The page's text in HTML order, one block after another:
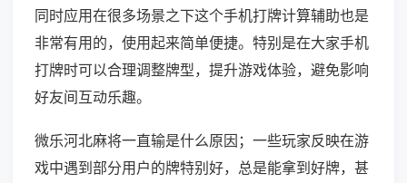
同时应用在很多场景之下这个手机打牌计算辅助也是
非常有用的，使用起来简单便捷。特别是在大家手机
打牌时可以合理调整牌型，提升游戏体验，避免影响
好友间互动乐趣。
微乐河北麻将一直输是什么原因；一些玩家反映在游
戏中遇到部分用户的牌特别好，总是能拿到好牌，甚